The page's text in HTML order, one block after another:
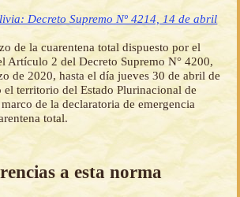
Decreto Supremo Nº 4214, 14 de abril
de la cuarentena total dispuesto por el
Artículo 2 del Decreto Supremo N° 4200,
de 2020, hasta el día jueves 30 de abril de
el territorio del Estado Plurinacional de
de la declaratoria de emergencia
total.
a esta norma